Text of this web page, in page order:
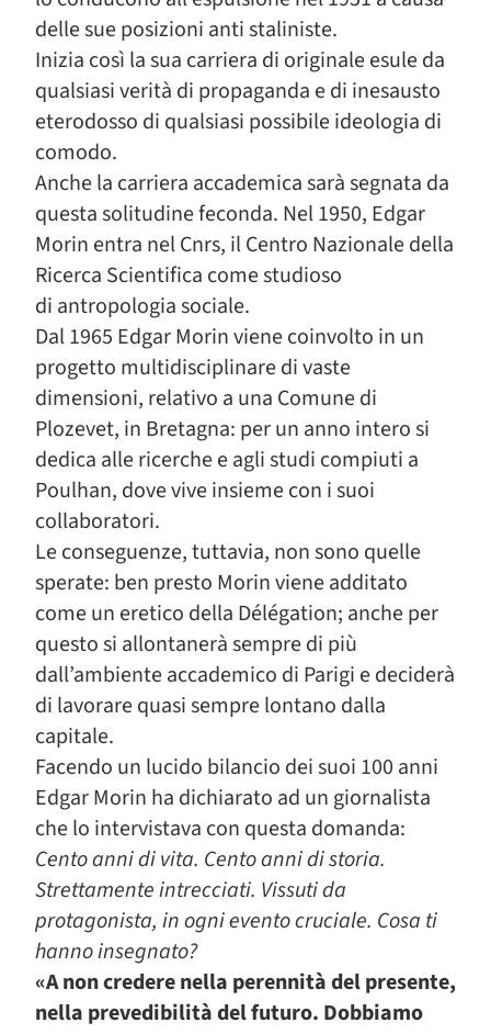
delle sue posizioni anti staliniste.
Inizia così la sua carriera di originale esule da
qualsiasi verità di propaganda e di inesausto
eterodosso di qualsiasi possibile ideologia di
comodo.
Anche la carriera accademica sarà segnata da
questa solitudine feconda. Nel 1950, Edgar
Morin entra nel Cnrs, il Centro Nazionale della
Ricerca Scientifica come studioso
di antropologia sociale.
Dal 1965 Edgar Morin viene coinvolto in un
progetto multidisciplinare di vaste
dimensioni, relativo a una Comune di
Plozevet, in Bretagna: per un anno intero si
dedica alle ricerche e agli studi compiuti a
Poulhan, dove vive insieme con i suoi
collaboratori.
Le conseguenze, tuttavia, non sono quelle
sperate: ben presto Morin viene additato
come un eretico della Délégation; anche per
questo si allontanerà sempre di più
dall’ambiente accademico di Parigi e deciderà
di lavorare quasi sempre lontano dalla
capitale.
Facendo un lucido bilancio dei suoi 100 anni
Edgar Morin ha dichiarato ad un giornalista
che lo intervistava con questa domanda:
Cento anni di vita. Cento anni di storia.
Strettamente intrecciati. Vissuti da
protagonista, in ogni evento cruciale. Cosa ti
hanno insegnato?
«A non credere nella perennità del presente,
nella prevedibilità del futuro. Dobbiamo